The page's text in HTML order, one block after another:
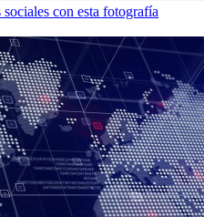
con esta fotografía